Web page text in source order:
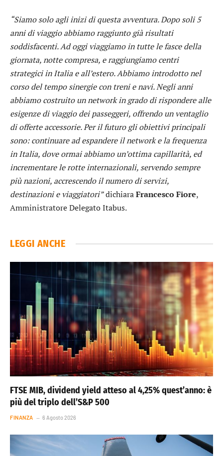
“Siamo solo agli inizi di questa avventura. Dopo soli 5
anni di viaggio abbiamo raggiunto giàrisultati
soddisfacenti. Ad oggi viaggiamo in tutte le fasce della
giornata, notte compresa, eraggiungiamo centri
strategici in Italia e all’estero. Abbiamo introdotto nel
corso del temposinergie con treni e navi. Negli anni
abbiamo costruito un network in grado di rispondere alle
esigenze di viaggio dei passeggeri, offrendo un ventaglio
di offerte accessorie. Per il futuro gliobiettivi principali
sono: continuare ad espandere il network e la frequenza
in Italia, dove ormaiabbiamo un’ottima capillarità, ed
incrementare le rotte internazionali, servendo sempre
piùnazioni, accrescendo il numero di servizi,
destinazioni e viaggiatori”dichiaraFrancesco Fiore,
Amministratore Delegato Itabus.
LEGGI ANCHE
FTSE MIB, dividend yield atteso al 4,25% quest’anno: è
più del triplo dell’S&P 500
FINANZA 6 Agosto 2026